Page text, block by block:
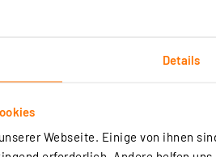
Details
Webseite. Einige von ihnen
Style.